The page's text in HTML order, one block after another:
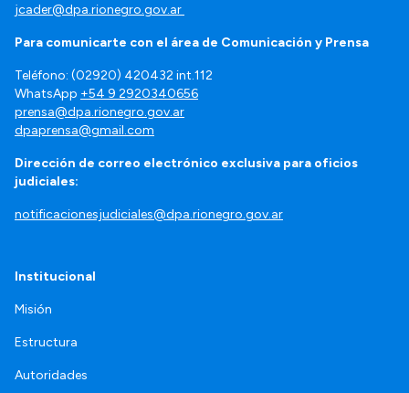
jcader@dpa.rionegro.gov.ar
Para comunicarte con el área de Comunicación y Prensa
Teléfono: (02920) 420432 int.112
WhatsApp +54 9 2920340656
prensa@dpa.rionegro.gov.ar
dpaprensa@gmail.com
Dirección de correo electrónico exclusiva para oficios
judiciales:
notificacionesjudiciales@dpa.rionegro.gov.ar
Institucional
Misión
Estructura
Autoridades